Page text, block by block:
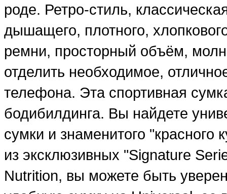
роде. Ретро-стиль,
дышащего, плотного,
ремни, просторный объём,
отделить необходимое,
телефона. Эта спортивная
бодибилдинга. Вы найдете
сумки и знаменитого "красного
из эксклюзивных "Signature
Nutrition, вы можете быть